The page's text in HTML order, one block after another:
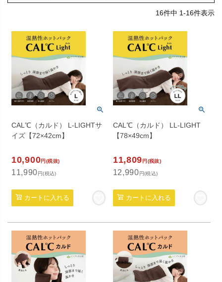
16件中 1-16件表示
CAL℃（カルド） L-LIGHTサ
イズ【72×42cm】
10,900円(税抜)
11,990 円(税込)
カートに入れる
CAL℃（カルド） LL-LIGHT
【78×49cm】
11,809 円(税抜)
12,990 円(税込)
カートに入れる